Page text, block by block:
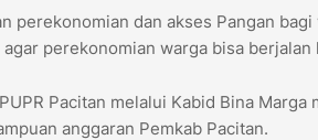
perekonomian dan akses Pangan
perekonomian warga bisa berjalan
Pacitan melalui Kabid Bina
anggaran Pemkab Pacitan.